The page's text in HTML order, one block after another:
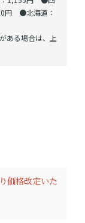
円 ●北海道：
ある場合は、上
価格改定いた